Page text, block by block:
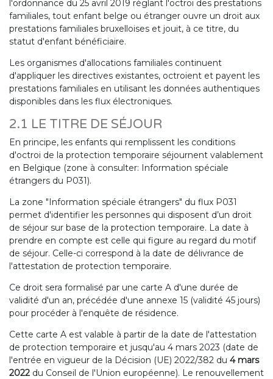
l'ordonnance du 25 avril 2019 réglant l'octroi des prestations
familiales, tout enfant belge ou étranger ouvre un droit aux
prestations familiales bruxelloises et jouit, à ce titre, du
statut d'enfant bénéficiaire.
Les organismes d'allocations familiales continuent
d'appliquer les directives existantes, octroient et payent les
prestations familiales en utilisant les données authentiques
disponibles dans les flux électroniques.
2.1 LE TITRE DE SÉJOUR
En principe, les enfants qui remplissent les conditions
d'octroi de la protection temporaire séjournent valablement
en Belgique (zone à consulter: Information spéciale
étrangers du P031).
La zone "Information spéciale étrangers" du flux P031
permet d'identifier les personnes qui disposent d’un droit
de séjour sur base de la protection temporaire. La date à
prendre en compte est celle qui figure au regard du motif
de séjour. Celle-ci correspond à la date de délivrance de
l'attestation de protection temporaire.
Ce droit sera formalisé par une carte A d'une durée de
validité d'un an, précédée d'une annexe 15 (validité 45 jours)
pour procéder à l'enquête de résidence.
Cette carte A est valable à partir de la date de l'attestation
de protection temporaire et jusqu'au 4 mars 2023 (date de
l'entrée en vigueur de la Décision (UE) 2022/382 du 4 mars
2022 du Conseil de l'Union européenne). Le renouvellement